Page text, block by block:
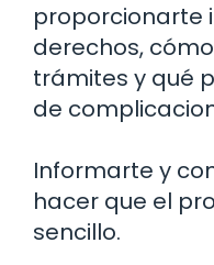
proporcionarte
derechos,
trámites y qué
de
Informarte y
hacer que el
sencillo.